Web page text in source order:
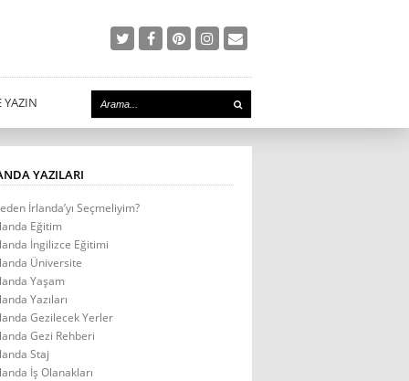
YAZIN
YAZILARI
İrlanda’yı Seçmeliyim?
Eğitim
İngilizce Eğitimi
Üniversite
Yaşam
Yazıları
Gezilecek Yerler
Gezi Rehberi
Staj
İş Olanakları